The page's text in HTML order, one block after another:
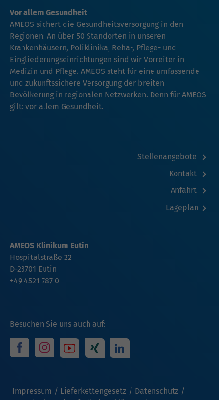
Vor allem Gesundheit
AMEOS sichert die Gesundheitsversorgung in den
Regionen: An über 50 Standorten in unseren
Krankenhäusern, Poliklinika, Reha-, Pflege- und
Eingliederungseinrichtungen sind wir Vorreiter in
Medizin und Pflege. AMEOS steht für eine umfassende
und zukunftssichere Versorgung der breiten
Bevölkerung in regionalen Netzwerken. Denn für AMEOS
gilt: vor allem Gesundheit.
Stellenangebote
Kontakt
Anfahrt
Lageplan
Besuchen Sie uns auch auf:
Impressum Lieferkettengesetz
Datenschutz
AMEOS Klinikum Eutin
Hospitalstraße 22
D-23701 Eutin
+49 4521 787 0